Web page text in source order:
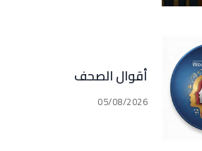
أقوال الصحف
05/08/2026